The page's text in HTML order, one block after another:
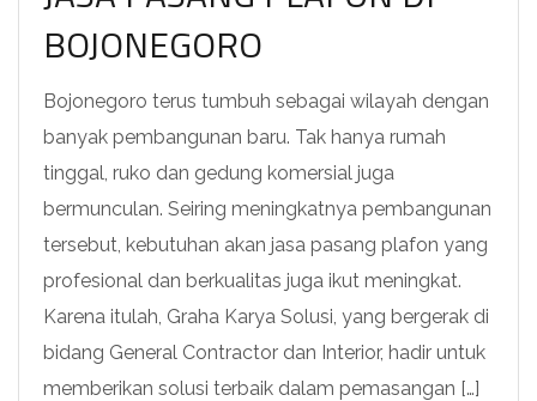
BOJONEGORO
Bojonegoro terus tumbuh sebagai wilayah dengan
banyak pembangunan baru. Tak hanya rumah
tinggal, ruko dan gedung komersial juga
bermunculan. Seiring meningkatnya pembangunan
tersebut, kebutuhan akan jasa pasang plafon yang
profesional dan berkualitas juga ikut meningkat.
Karena itulah, Graha Karya Solusi, yang bergerak di
bidang General Contractor dan Interior, hadir untuk
memberikan solusi terbaik dalam pemasangan […]